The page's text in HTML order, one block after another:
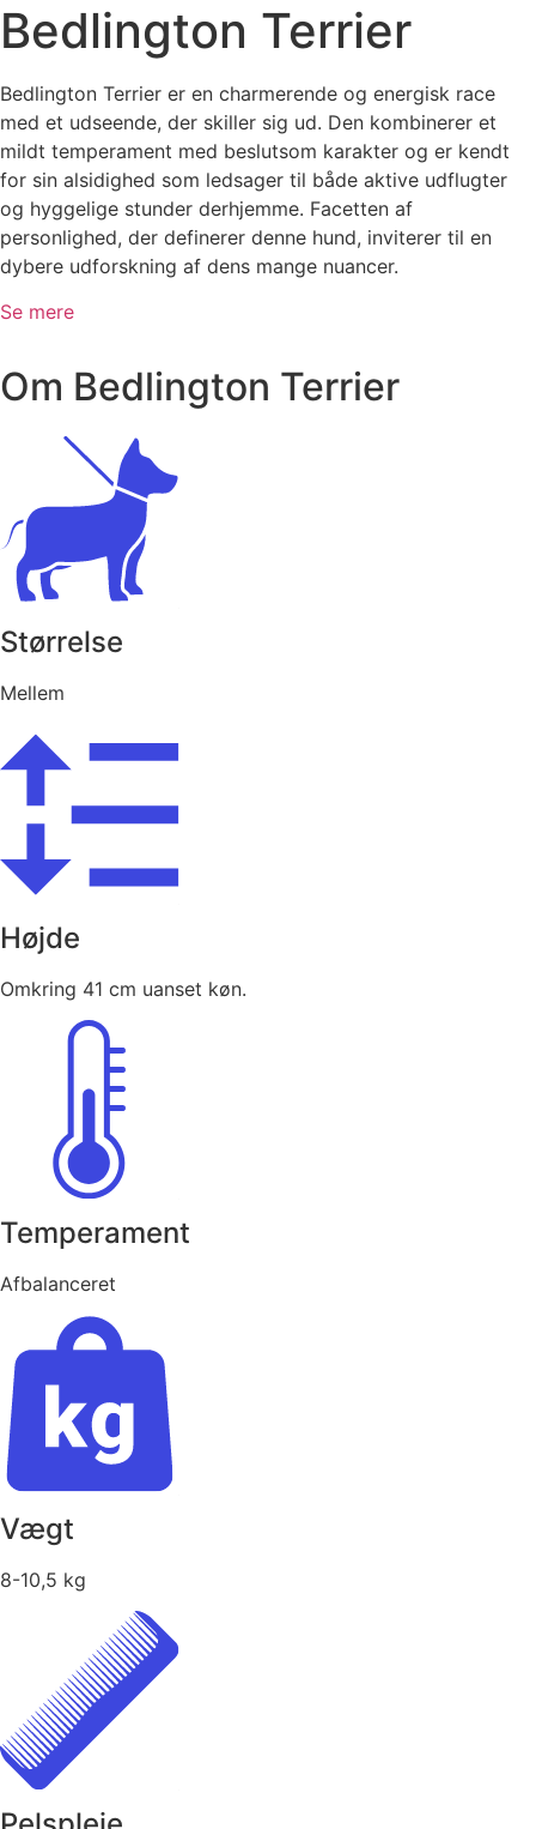
Bedlington Terrier
Bedlington Terrier er en charmerende og energisk race
med et udseende, der skiller sig ud. Den kombinerer et
mildt temperament med beslutsom karakter og er kendt
for sin alsidighed som ledsager til både aktive udflugter
og hyggelige stunder derhjemme. Facetten af
personlighed, der definerer denne hund, inviterer til en
dybere udforskning af dens mange nuancer.
Se mere
Om Bedlington Terrier
Størrelse
Mellem
Højde
Omkring 41 cm uanset køn.
Temperament
Afbalanceret
Vægt
8-10,5 kg